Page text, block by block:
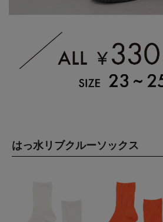
はっ水リブクルーソックス